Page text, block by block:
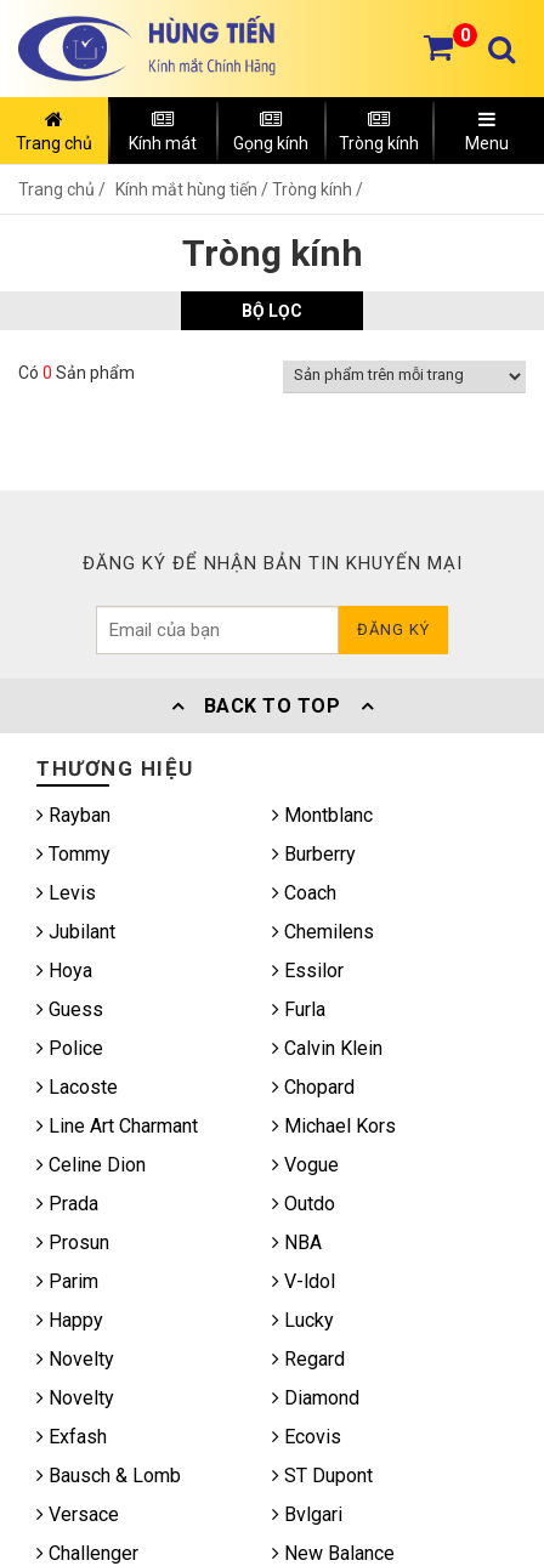
0
Trang chủ Kính mát Gọng kính Tròng kính Menu
Trang chủ Kính mắt hùng tiến /Tròng kính /
Tròng kính
BỘ LỌC
Có 0 Sản phẩm
ĐĂNG KÝ ĐỂ NHẬN BẢN TIN KHUYẾN MẠI
ĐĂNG KÝ
BACK TO TOP
THƯƠNG HIỆU
Rayban
Montblanc
Tommy
Burberry
Levis
Coach
Jubilant
Chemilens
Hoya
Essilor
Guess
Furla
Police
Calvin Klein
Lacoste
Chopard
Line Art Charmant
Michael Kors
Celine Dion
Vogue
Prada
Outdo
Prosun
NBA
Parim
V-ldol
Happy
Lucky
Novelty
Regard
Novelty
Diamond
Exfash
Ecovis
Bausch & Lomb
ST Dupont
Versace
Bvlgari
Challenger
New Balance